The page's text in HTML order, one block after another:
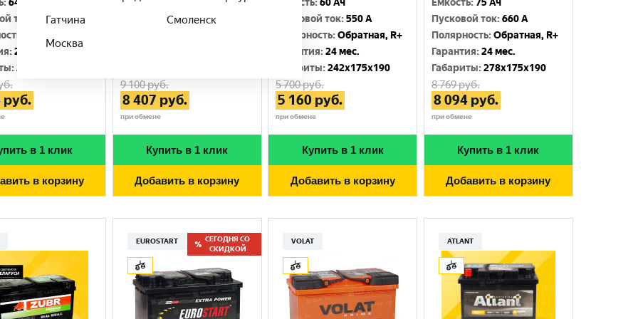
:64 Ач
ток
620 A
:24 мес.
:242x175x190
руб.
в 1 клик
в корзину
Емкость
77 Ач
Пусковой ток: 640 A
9 100руб.
8 407 руб.
при обмене
Купить в 1 клик
Добавить в корзину
Емкость:60 Ач
Пусковой ток:550 A
Полярность:Обратная, R+
Гарантия:24 мес.
Габариты:242x175x190
5 700руб.
5 160 руб.
при обмене
Купить в 1 клик
Добавить в корзину
Емкость:75 Ач
Пусковой ток:660 A
Полярность:Обратная, R+
Гарантия:24 мес.
Габариты:278x175x190
8 769руб.
8 094руб.
при обмене
Купить в 1 клик
Добавить в корзину
EUROSTART
СЕГОДНЯ СО
СКИДКОЙ
VOLAT ATLANT
Гатчина
Москва
Смоленск